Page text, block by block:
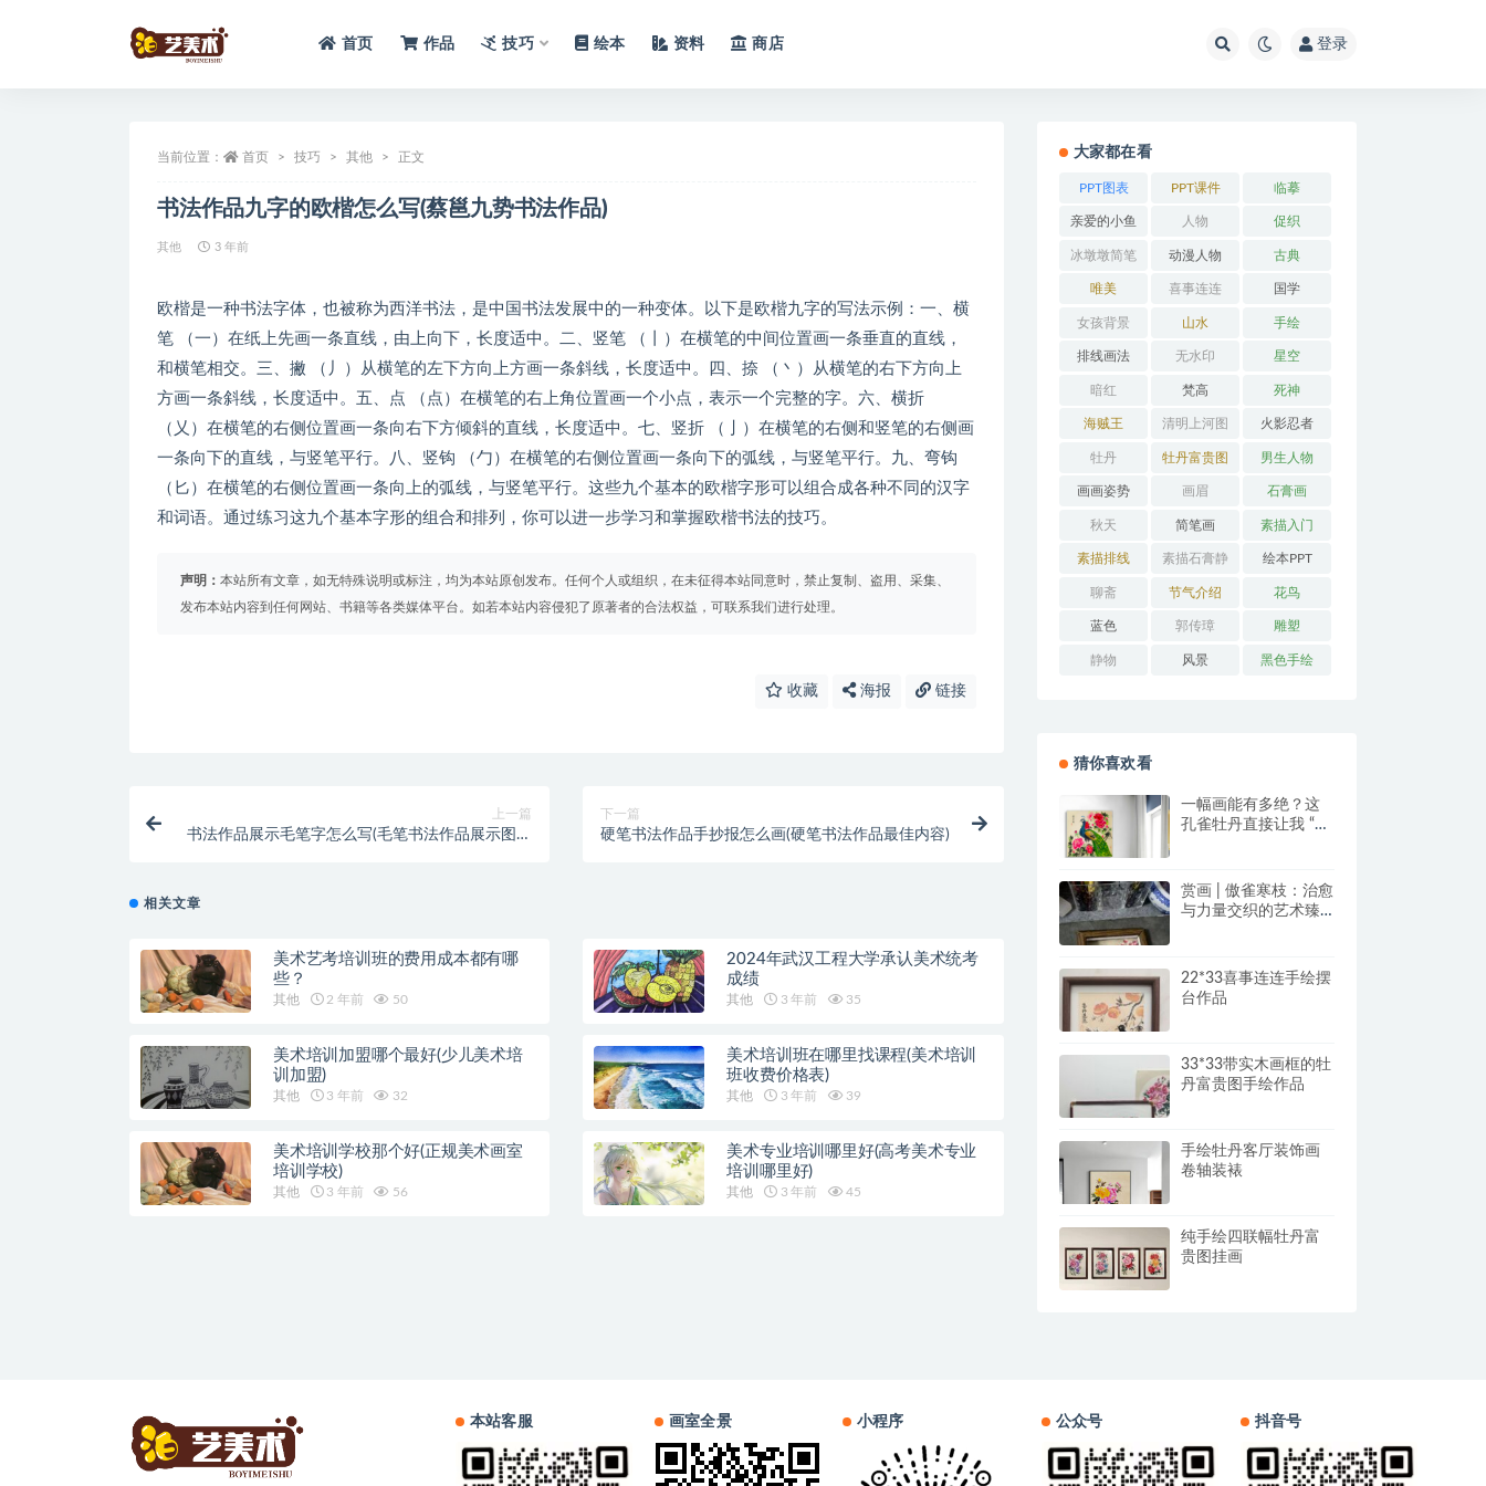
首页 作品 技巧 绘本 资料 商店 登录
当前位置： 首页 技巧 其他 正文
书法作品九字的欧楷怎么写(蔡邕九势书法作品)
其他 3 年前
欧楷是一种书法字体，也被称为西洋书法，是中国书法发展中的一种变体。以下是欧楷九字的写法示例：一、横
笔 （一）在纸上先画一条直线，由上向下，长度适中。二、竖笔 （丨）在横笔的中间位置画一条垂直的直线，
和横笔相交。三、撇 （丿）从横笔的左下方向上方画一条斜线，长度适中。四、捺 （丶）从横笔的右下方向上
方画一条斜线，长度适中。五、点 （点）在横笔的右上角位置画一个小点，表示一个完整的字。六、横折
（乂）在横笔的右侧位置画一条向右下方倾斜的直线，长度适中。七、竖折 （亅）在横笔的右侧和竖笔的右侧画
一条向下的直线，与竖笔平行。八、竖钩 （勹）在横笔的右侧位置画一条向下的弧线，与竖笔平行。九、弯钩
（匕）在横笔的右侧位置画一条向上的弧线，与竖笔平行。这些九个基本的欧楷字形可以组合成各种不同的汉字
和词语。通过练习这九个基本字形的组合和排列，你可以进一步学习和掌握欧楷书法的技巧。
声明： 本站所有文章，如无特殊说明或标注，均为本站原创发布。任何个人或组织，在未征得本站同意时，禁止复制、盗用、采集、
发布本站内容到任何网站、书籍等各类媒体平台。如若本站内容侵犯了原著者的合法权益，可联系我们进行处理。
收藏 海报 链接
上一篇
书法作品展示毛笔字怎么写(毛笔书法作品展示图片
下一篇
硬笔书法作品手抄报怎么画(硬笔书法作品最佳内容)
相关文章
美术艺考培训班的费用成本都有哪
些？
其他 2 年前 50
2024年武汉工程大学承认美术统考
成绩
其他 3 年前 35
美术培训加盟哪个最好(少儿美术培
训加盟)
其他 3 年前 32
美术培训班在哪里找课程(美术培训
班收费价格表)
其他 3 年前 39
美术培训学校那个好(正规美术画室
培训学校)
其他 3 年前 56
美术专业培训哪里好(高考美术专业
培训哪里好)
其他 3 年前 45
大家都在看
PPT图表 PPT课件 临摹
亲爱的小鱼 人物 促织
冰墩墩简笔
画
动漫人物 古典
唯美 喜事连连 国学
女孩背景 山水 手绘
排线画法 无水印 星空
暗红 梵高 死神
海贼王 清明上河图 火影忍者
牡丹 牡丹富贵图 男生人物
画画姿势 画眉 石膏画
秋天 简笔画 素描入门
素描排线 素描石膏静
物
绘本PPT
聊斋 节气介绍 花鸟
蓝色 郭传璋 雕塑
静物 风景 黑色手绘
猜你喜欢看
一幅画能有多绝？这
孔雀牡丹直接让我 “哇
赏画 | 傲雀寒枝：治愈
与力量交织的艺术臻
22*33喜事连连手绘摆
台作品
33*33带实木画框的牡
丹富贵图手绘作品
手绘牡丹客厅装饰画
卷轴装裱
纯手绘四联幅牡丹富
贵图挂画
本站客服 画室全景 小程序 公众号 抖音号